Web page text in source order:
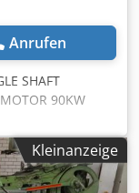
Anrufen
SHAFT
90KW
ROTOR LENGHT
IS 100%
Abbjrf
Kleinanzeige